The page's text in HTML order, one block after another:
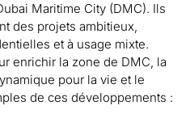
Maritime City (DMC). Ils
des projets ambitieux,
et à usage mixte.
enrichir la zone de DMC, la
pour la vie et le
de ces développements :